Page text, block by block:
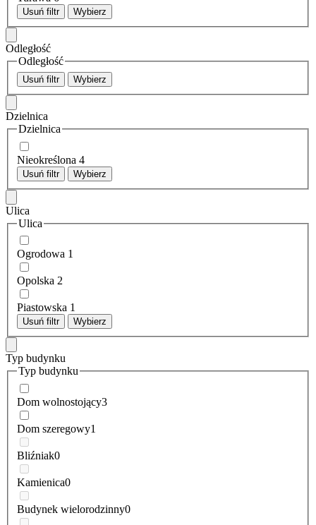
Usuń filtr Wybierz
Odległość
Odległość
Usuń filtr Wybierz
Dzielnica
Dzielnica
Nieokreślona 4
Usuń filtr Wybierz
Ulica
Ulica
Ogrodowa 1
Opolska 2
Piastowska 1
Usuń filtr Wybierz
Typ budynku
Typ budynku
Dom wolnostojący3
Dom szeregowy1
Bliźniak0
Kamienica0
Budynek wielorodzinny0